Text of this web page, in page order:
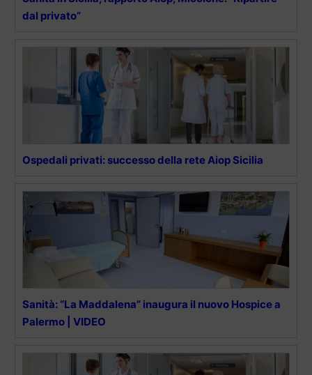
dal privato”
Ospedali privati: successo della rete Aiop Sicilia
Sanità: “La Maddalena” inaugura il nuovo Hospice a
Palermo | VIDEO